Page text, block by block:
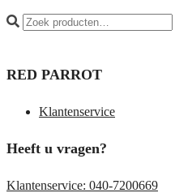
RED PARROT
Klantenservice
Heeft u vragen?
Klantenservice: 040-7200669